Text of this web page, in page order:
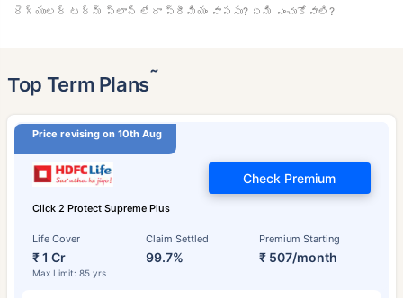
రెగ్యులర్ టర్మ్ ప్లాన్ లేదా ప్రీమియం వాపసు? ఏమి ఎంచుకోవాలి?
Top Term Plans˜
Price revising on 10th Aug
Click 2 Protect Supreme Plus
Life Cover
₹ 1 Cr
Max Limit: 85 yrs
Claim Settled
99.7%
Premium Starting
₹ 507/month
Check Premium